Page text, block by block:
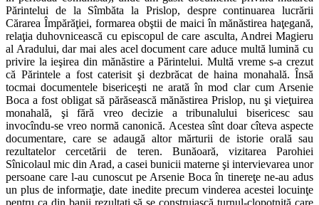
Părintelui de la Sîmbăta la Prislop, despre continuarea lucrării
Cărarea Împărăţiei, formarea obştii de maici în mănăstirea haţegană,
relaţia duhovnicească cu episcopul de care asculta, Andrei Magieru
al Aradului, dar mai ales acel document care aduce multă lumină cu
privire la ieşirea din mănăstire a Părintelui. Multă vreme s-a crezut
că Părintele a fost caterisit şi dezbrăcat de haina monahală. Însă
tocmai documentele bisericeşti ne arată în mod clar cum Arsenie
Boca a fost obligat să părăsească mănăstirea Prislop, nu şi vieţuirea
monahală, şi fără vreo decizie a tribunalului bisericesc sau
invocîndu-se vreo normă canonică. Acestea sînt doar cîteva aspecte
documentare, care se adaugă altor mărturii de istorie orală sau
rezultatelor cercetării de teren. Bunăoară, vizitarea Parohiei
Sînicolaul mic din Arad, a casei bunicii materne şi intervievarea unor
persoane care l-au cunoscut pe Arsenie Boca în tinereţe ne-au adus
un plus de informaţie, date inedite precum vinderea acestei locuinţe
pentru ca din banii rezultaţi să se construiască turnul-clopotniţă care